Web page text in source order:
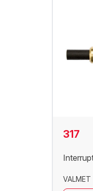
317
VALMET